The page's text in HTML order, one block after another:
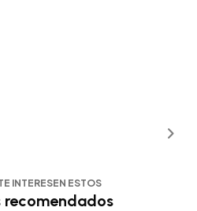
INTERESEN ESTOS
recomendados